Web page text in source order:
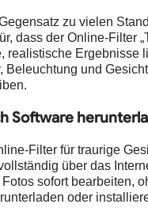
zu vielen
dass der Online-Filter
realistische Ergebnisse
Beleuchtung und
Software
Filter für traurige
über das
Fotos sofort bearbeiten,
oder